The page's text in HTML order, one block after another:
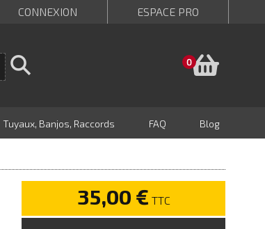
CONNEXION ESPACE PRO
0
Tuyaux, Banjos, Raccords FAQ Blog
35,00 € TTC